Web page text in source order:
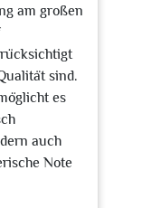
am großen
sind.
es
auch
Note